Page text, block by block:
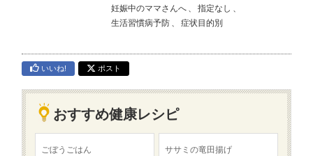
妊娠中のママさんへ 、 指定なし 、
生活習慣病予防 、 症状目的別
いいね! ポスト
おすすめ健康レシピ
ごぼうごはん ササミの竜田揚げ